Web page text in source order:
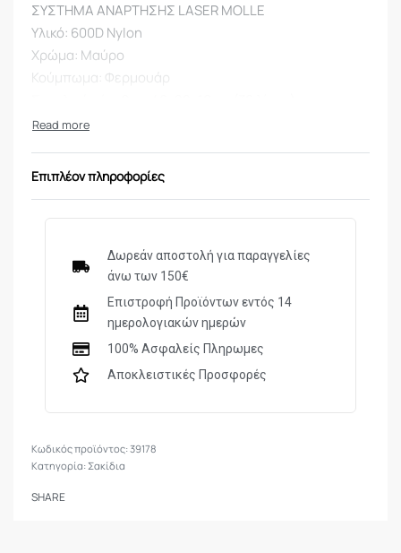
ΣΥΣΤΗΜΑ ΑΝΑΡΤΗΣΗΣ LASER MOLLE
Υλικό: 600D Nylon
Χρώμα: Μαύρο
Κούμπωμα: Φερμουάρ
Επιπλέον πληροφορίες
Δωρεάν αποστολή για παραγγελίες
άνω των 150€
Επιστροφή Προϊόντων εντός 14
ημερολογιακών ημερών
100% Ασφαλείς Πληρωμες
Αποκλειστικές Προσφορές
39178
Κατηγορία:Σακίδια
SHARE